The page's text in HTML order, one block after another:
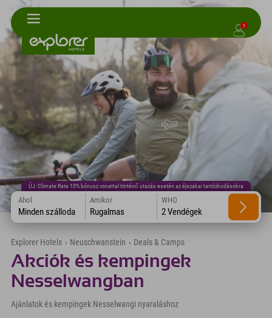
1
ÚJ: Climate Rate 10% bónusz vonattal történő utazás esetén az éjszakai tartózkodásokra
Ahol
Minden szálloda
Amikor
Rugalmas
WHO
2 Vendégek
Explorer Hotels › Neuschwanstein › Deals & Camps
Akciók és kempingek
Nesselwangban
Ajánlatok és kempingek Nesselwangi nyaraláshoz